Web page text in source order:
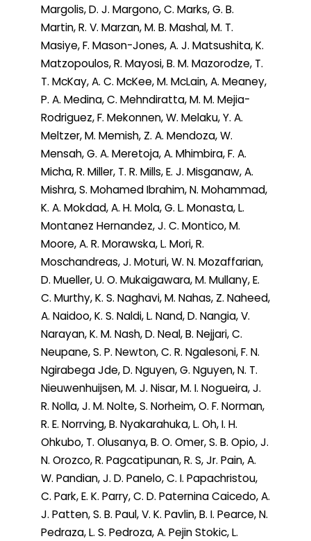
Margolis, D. J. Margono, C. Marks, G. B.
Martin, R. V. Marzan, M. B. Mashal, M. T.
Masiye, F. Mason-Jones, A. J. Matsushita, K.
Matzopoulos, R. Mayosi, B. M. Mazorodze, T.
T. McKay, A. C. McKee, M. McLain, A. Meaney,
P. A. Medina, C. Mehndiratta, M. M. Mejia-
Rodriguez, F. Mekonnen, W. Melaku, Y. A.
Meltzer, M. Memish, Z. A. Mendoza, W.
Mensah, G. A. Meretoja, A. Mhimbira, F. A.
Micha, R. Miller, T. R. Mills, E. J. Misganaw, A.
Mishra, S. Mohamed Ibrahim, N. Mohammad,
K. A. Mokdad, A. H. Mola, G. L. Monasta, L.
Montanez Hernandez, J. C. Montico, M.
Moore, A. R. Morawska, L. Mori, R.
Moschandreas, J. Moturi, W. N. Mozaffarian,
D. Mueller, U. O. Mukaigawara, M. Mullany, E.
C. Murthy, K. S. Naghavi, M. Nahas, Z. Naheed,
A. Naidoo, K. S. Naldi, L. Nand, D. Nangia, V.
Narayan, K. M. Nash, D. Neal, B. Nejjari, C.
Neupane, S. P. Newton, C. R. Ngalesoni, F. N.
Ngirabega Jde, D. Nguyen, G. Nguyen, N. T.
Nieuwenhuijsen, M. J. Nisar, M. I. Nogueira, J.
R. Nolla, J. M. Nolte, S. Norheim, O. F. Norman,
R. E. Norrving, B. Nyakarahuka, L. Oh, I. H.
Ohkubo, T. Olusanya, B. O. Omer, S. B. Opio, J.
N. Orozco, R. Pagcatipunan, R. S, Jr. Pain, A.
W. Pandian, J. D. Panelo, C. I. Papachristou,
C. Park, E. K. Parry, C. D. Paternina Caicedo, A.
J. Patten, S. B. Paul, V. K. Pavlin, B. I. Pearce, N.
Pedraza, L. S. Pedroza, A. Pejin Stokic, L.